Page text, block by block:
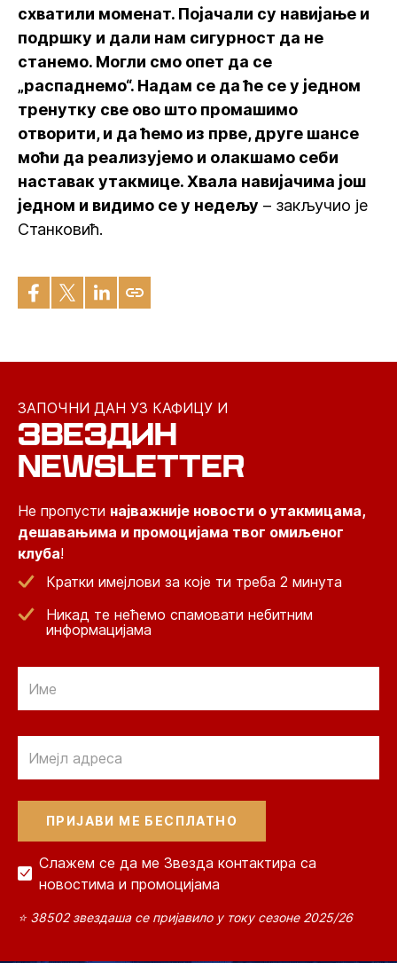
схватили моменат. Појачали су навијање и
подршку и дали нам сигурност да не
станемо. Могли смо опет да се
„распаднемо“. Надам се да ће се у једном
тренутку све ово што промашимо
отворити, и да ћемо из прве, друге шансе
моћи да реализујемо и олакшамо себи
наставак утакмице. Хвала навијачима још
једном и видимо се у недељу – закључио је
Станковић.
ЗАПОЧНИ ДАН УЗ КАФИЦУ И
ЗВЕЗДИН
NEWSLETTER
Не пропусти најважније новости о утакмицама,
дешавањима и промоцијама твог омиљеног
клуба!
Кратки имејлови за које ти треба 2 минута
Никад те нећемо спамовати небитним
информацијама
Слажем се да ме Звезда контактира са
новостима и промоцијама
⭐ 38502 звездаша се пријавило у току сезоне 2025/26